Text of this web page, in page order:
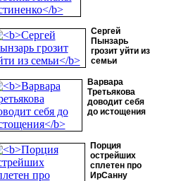
Сергей
Пынзарь
грозит уйти из
семьи
Варвара
Третьякова
доводит себя
до истощения
Порция
острейших
сплетен про
ИрСанну